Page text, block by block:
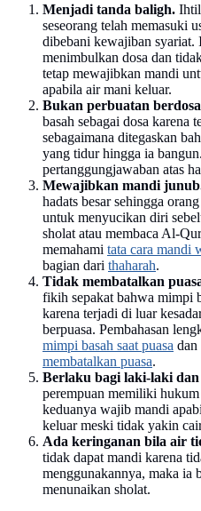
Menjadi tanda baligh.
seseorang telah memasuki
dibebani kewajiban
menimbulkan dosa dan
tetap mewajibkan mandi
apabila air mani keluar.
Bukan perbuatan
basah sebagai dosa karena
sebagaimana ditegaskan
yang tidur hingga ia
pertanggungjawaban atas
Mewajibkan mandi
hadats besar sehingga
untuk menyucikan diri
sholat atau membaca Al-
memahami tata cara mandi
bagian dari thaharah.
Tidak membatalkan
fikih sepakat bahwa mimpi
karena terjadi di luar
berpuasa. Pembahasan
mimpi basah saat puasa dan
membatalkan puasa.
Berlaku bagi laki-laki
perempuan memiliki
keduanya wajib mandi
keluar meski tidak yakin
Ada keringanan bila air
tidak dapat mandi karena
menggunakannya, maka ia
menunaikan sholat.